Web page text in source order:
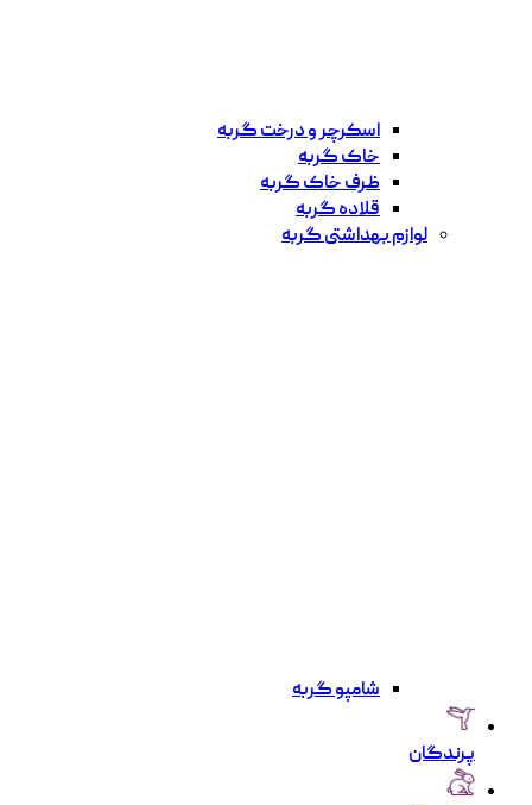
اسکرچر و درخت گربه
خاک گربه
ظرف خاک گربه
قلاده گربه
لوازم بهداشتی گربه
شامپو گربه
پرندگان